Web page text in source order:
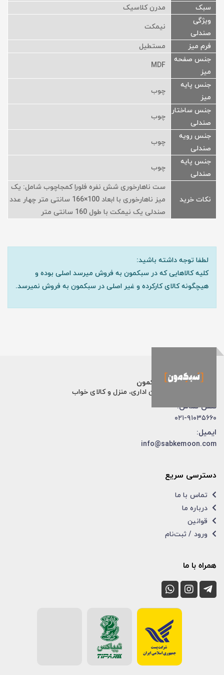
سبک
مدرن کلاسیک
ویژگی
صندلی
نیمکت
فرم میز
مستطیل
جنس صفحه
میز
MDF
جنس پایه
میز
چوب
جنس ساختار
صندلی
چوب
جنس رویه
صندلی
چوب
جنس پایه
صندلی
چوب
نکات خرید
ست ناهارخوری شش نفره فلورا کمجاچوب شامل: یک
میز ناهارخوری با ابعاد 100×166 سانتی متر چهار عدد
صندلی یک نیمکت با طول 160 سانتی متر
لطفا توجه داشته باشید:
کلیه کالاهایی که در سبکمون به فروش میرسد اصلی بوده و
هیچگونه کالای کارکرده و غیر اصلی در سبکمون به فروش نمیرسد.
فروشگاه اینترنتی سبکمون
فروش تخصصی مبلمان اداری، منزل و کالای خواب
تلفن تماس:
۰۲۱-۹۱۰۳۵۶۶۰
ایمیل:
info@sabkemoon.com
دسترسی سریع
تماس با ما
درباره ما
قوانین
ورود / ثبت‌نام
همراه با ما